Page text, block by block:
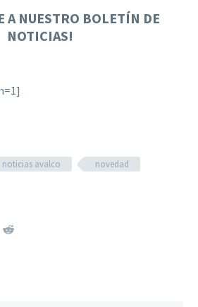
A NUESTRO BOLETÍN DE
NOTICIAS!
noticias avalco
novedad